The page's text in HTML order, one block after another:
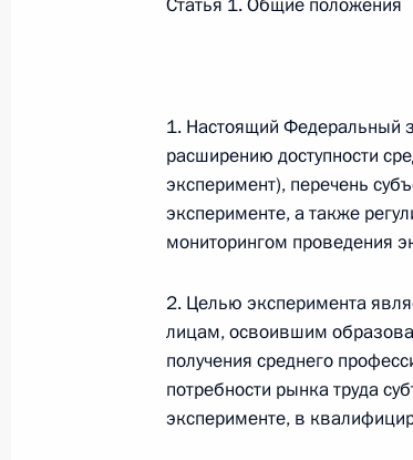
О внесении изменений в
кодекса Российской
26 июля 2026 года
О внесении изменений в
1. Настоящий Федеральный
расширению доступности
эксперимент), перечень
эксперименте, а также
мониторингом проведения
2. Целью эксперимента
лицам, освоившим
получения среднего
потребности рынка труда
эксперименте, в